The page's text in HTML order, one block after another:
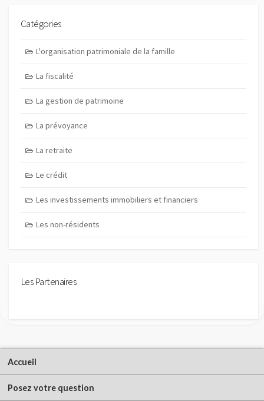
Catégories
L'organisation patrimoniale de la famille
La fiscalité
La gestion de patrimoine
La prévoyance
La retraite
Le crédit
Les investissements immobiliers et financiers
Les non-résidents
Les Partenaires
Accueil
Posez votre question